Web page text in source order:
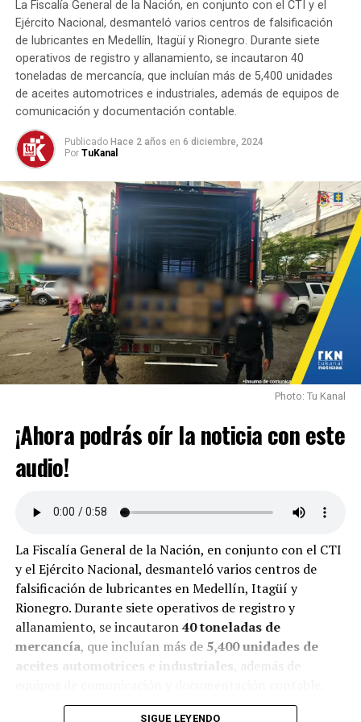
del país.
La Fiscalía General de la Nación, en conjunto con el CTI y el
Ejército Nacional, desmanteló varios centros de falsificación
de lubricantes en Medellín, Itagüí y Rionegro. Durante siete
operativos de registro y allanamiento, se incautaron 40
toneladas de mercancía, que incluían más de 5,400 unidades
de aceites automotrices e industriales, además de equipos de
comunicación y documentación contable.
Publicado Hace 2 años en 6 diciembre, 2024
Por TuKanal
Photo: Tu Kanal
¡Ahora podrás oír la noticia con este
audio!
La Fiscalía General de la Nación, en conjunto con el CTI
y el Ejército Nacional, desmanteló varios centros de
falsificación de lubricantes en Medellín, Itagüí y
Rionegro. Durante siete operativos de registro y
allanamiento, se incautaron40 toneladas de
mercancía, que incluían más de 5,400 unidades de
aceites automotrices e industriales
, además de
SIGUE LEYENDO